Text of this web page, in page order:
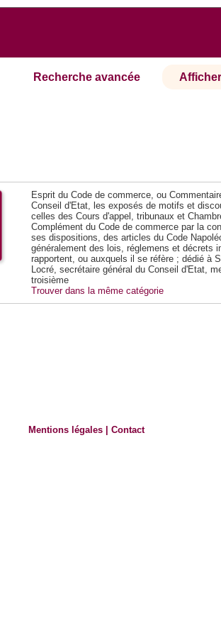
Recherche avancée
Esprit du Code de commerce, ou
Conseil d'Etat, les exposés de motifs et
celles des Cours d'appel, tribunaux et
Complément du Code de commerce par la
ses dispositions, des articles du Code
généralement des lois, réglemens et décrets
rapportent, ou auxquels il se réfère ; dédié à
Locré, secrétaire général du Conseil d'Etat,
troisième
Trouver dans la même catégorie
Mentions légales |Contact